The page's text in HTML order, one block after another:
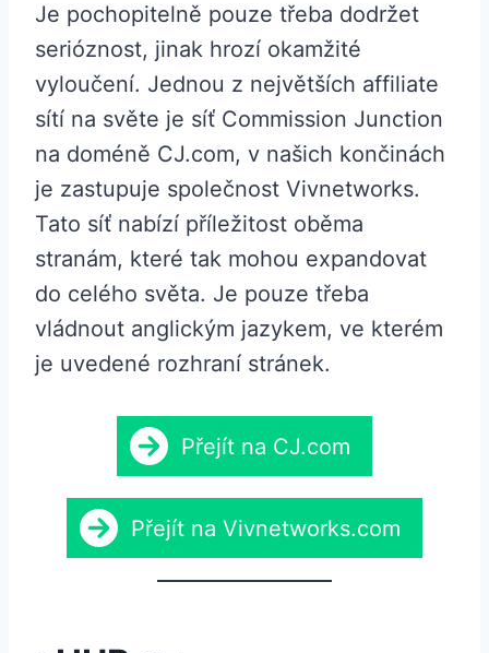
Je pochopitelně pouze třeba dodržet
serióznost, jinak hrozí okamžité
vyloučení. Jednou z největších affiliate
sítí na světe je síť Commission Junction
na doméně CJ.com, v našich končinách
je zastupuje společnost Vivnetworks.
Tato síť nabízí příležitost oběma
stranám, které tak mohou expandovat
do celého světa. Je pouze třeba
vládnout anglickým jazykem, ve kterém
je uvedené rozhraní stránek.
Přejít na CJ.com
Přejít na Vivnetworks.com